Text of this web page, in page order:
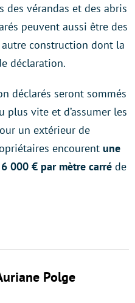
des vérandas et des abris
peuvent aussi être des
construction dont la
déclaration.
déclarés seront sommés
vite et d’assumer les
un extérieur de
encourent une
000 € par mètre carré de
Polge